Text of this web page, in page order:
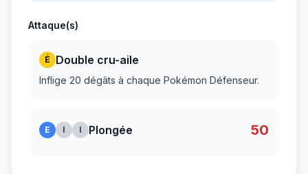
Attaque(s)
É Double cru-aile
Inflige 20 dégâts à chaque Pokémon Défenseur.
E I I Plongée 50